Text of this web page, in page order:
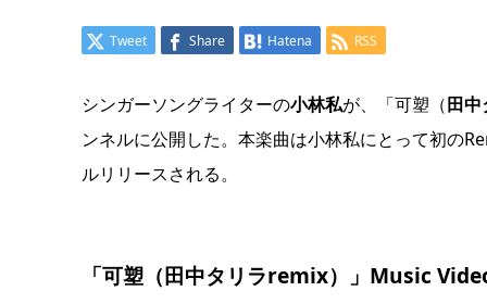
Tweet Share Hatena RSS
シンガーソングライターの小林私が、「可塑（田中
ンネルに公開した。本楽曲は小林私にとって初の
ルリリースされる。
「可塑（田中タリラremix）」Music